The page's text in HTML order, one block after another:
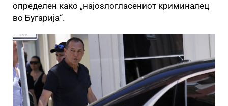
определен како „најозлогласениот криминалец
во Бугарија“.